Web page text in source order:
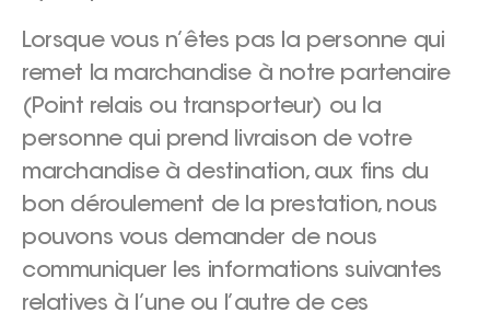
Lorsque vous n’êtes pas la personne qui
remet la marchandise à notre partenaire
(Point relais ou transporteur) ou la
personne qui prend livraison de votre
marchandise à destination, aux fins du
bon déroulement de la prestation, nous
pouvons vous demander de nous
communiquer les informations suivantes
relatives à l’une ou l’autre de ces